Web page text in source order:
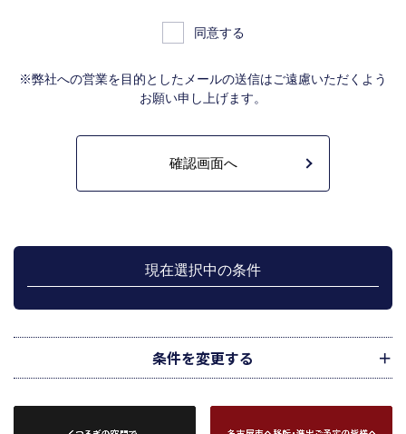
物件情報を、取引の相手方探索のため指定流通機構の物件検索システム（レイ
ンズ）に登録する場合があります。なお契約後、指定流通機構（宅地建物取引
報は、成約した物件の、物件概要、契約年月日、成約価格などの情報で、氏名
は含みません。）を提供します。指定流通機構は、物件情報及び成約情報を指
定流通機構の会員たる宅地建物取引業者や公的な団体に電子データや紙媒体で
不動産の売買契約又は賃貸契約の相手方を探索すること、及び売買、賃貸借、
上記、1.から 5.の業務に付随する、お客様にとって有用と思われる当社及び提
携先のご案内や商品の発送、関連するアフターサービス、また、管理において
のメンテナンス等の業務に関するお知らせ等に利用します。
介の依頼者に提供することがあります。
下記３記載の第三者に提供します。
物件の申込者様・購入者様管理もしくは媒介の委託を受けた不動産の所有者そ
同意する
※弊社への営業を目的としたメールの送信はご遠慮いただくよう
お願い申し上げます。
現在選択中の条件
条件を変更する